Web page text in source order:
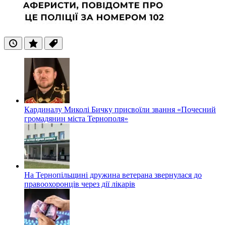
ОстанніПопулярні
Теги
Кардиналу Миколі Бичку присвоїли звання «Почесний
громадянин міста Тернополя»
На Тернопільщині дружина ветерана звернулася до
правоохоронців через дії лікарів